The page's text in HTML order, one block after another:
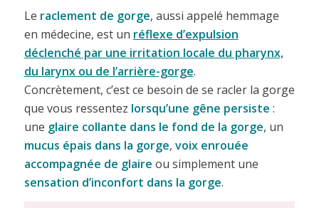
Le raclement de gorge, aussi appelé hemmage
en médecine, est un réflexe d’expulsion
déclenché par une irritation locale du pharynx,
du larynx ou de l’arrière-gorge.
Concrètement, c’est ce besoin de se racler la gorge
que vous ressentez lorsqu’une gêne persiste :
une glaire collante dans le fond de la gorge, un
mucus épais dans la gorge, voix enrouée
accompagnée de glaire ou simplement une
sensation d’inconfort dans la gorge.